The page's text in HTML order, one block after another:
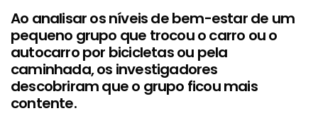
Ao analisar os níveis de bem-estar de um
pequeno grupo que trocou o carro ou o
autocarro por bicicletas ou pela
caminhada, os investigadores
descobriram que o grupo ficou mais
contente.